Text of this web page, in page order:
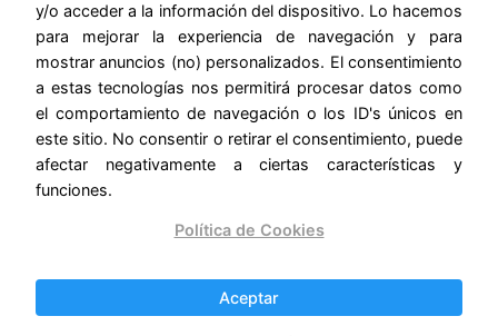
Amarres de Amor: usando
una foto de ambos (juntos
o por separado)
Ingredientes:
amada. Si es una foto en la que salís junto mejor,
y el proceso es igual.
y/o acceder a la información del dispositivo. Lo hacemos
para mejorar la experiencia de navegación y para
mostrar anuncios (no) personalizados. El consentimiento
a estas tecnologías nos permitirá procesar datos como
el comportamiento de navegación o los ID's únicos en
este sitio. No consentir o retirar el consentimiento, puede
afectar negativamente a ciertas características y
funciones.
Política de Cookies
Aceptar